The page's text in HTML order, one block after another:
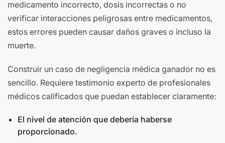
medicamento incorrecto, dosis incorrectas o no
verificar interacciones peligrosas entre medicamentos,
estos errores pueden causar daños graves o incluso la
muerte.
Construir un caso de negligencia médica ganador no es
sencillo. Requiere testimonio experto de profesionales
médicos calificados que puedan establecer claramente:
El nivel de atención que debería haberse
proporcionado.